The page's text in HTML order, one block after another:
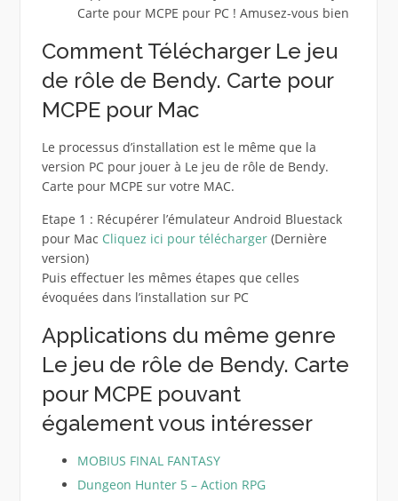
Carte pour MCPE pour PC ! Amusez-vous bien
Comment Télécharger Le jeu
de rôle de Bendy. Carte pour
MCPE pour Mac
Le processus d’installation est le même que la
version PC pour jouer à Le jeu de rôle de Bendy.
Carte pour MCPE sur votre MAC.
Etape 1 : Récupérer l’émulateur Android Bluestack
pour Mac Cliquez ici pour télécharger(Dernière
version)
Puis effectuer les mêmes étapes que celles
évoquées dans l’installation sur PC
Applications du même genre
Le jeu de rôle de Bendy. Carte
pour MCPE pouvant
également vous intéresser
MOBIUS FINAL FANTASY
Dungeon Hunter 5 – Action RPG